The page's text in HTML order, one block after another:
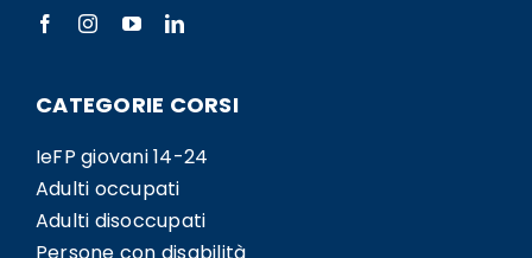
CATEGORIE CORSI
IeFP giovani 14-24
Adulti occupati
Adulti disoccupati